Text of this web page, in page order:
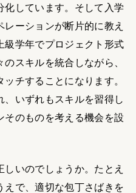
しています。そして入学
ーションが断片的に教え
級学年でプロジェクト形式
スキルを統合しながら、
チすることになります。
いずれもスキルを習得し
そのものを考える機会を設
いのでしょうか。たとえ
えで、適切な包丁さばきを